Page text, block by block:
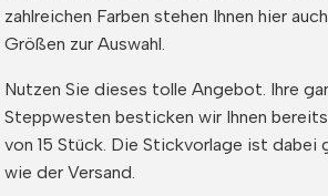
zahlreichen Farben stehen Ihnen hier
Größen zur Auswahl.
Nutzen Sie dieses tolle Angebot. Ihre
Steppwesten besticken wir Ihnen
von 15 Stück. Die Stickvorlage ist dabei
wie der Versand.